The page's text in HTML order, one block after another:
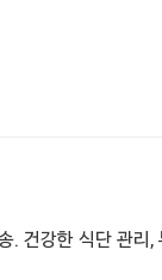
. 건강한 식단 관리,